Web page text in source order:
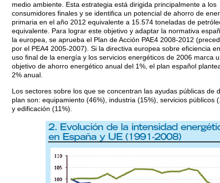
medio ambiente. Esta estrategia está dirigida principalmente a los
consumidores finales y se identifica un potencial de ahorro de
primaria en el año 2012 equivalente a 15.574 toneladas de
equivalente. Para lograr este objetivo y adaptar la normativa
la europea, se aprueba el Plan de Acción PAE4 2008-2012
por el PEA4 2005-2007). Si la directiva europea sobre eficiencia
uso final de la energía y los servicios energéticos de 2006 marca
objetivo de ahorro energético anual del 1%, el plan español
2% anual.
Los sectores sobre los que se concentran las ayudas públicas de
plan son: equipamiento (46%), industria (15%), servicios públicos
y edificación (11%).